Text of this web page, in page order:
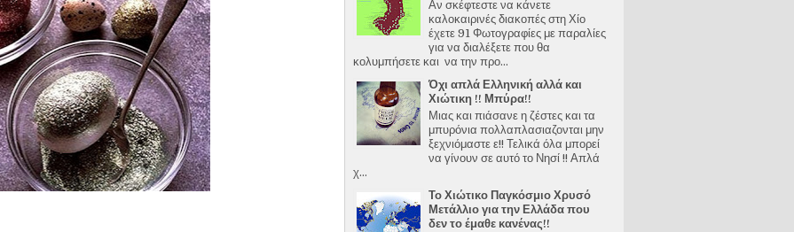
Αν σκέφτεστε να κάνετε
καλοκαιρινές διακοπές στη Χίο
έχετε 91 Φωτογραφίες με παραλίες
για να διαλέξετε που θα
κολυμπήσετε και να την προ...
Όχι απλά Ελληνική αλλά και
Χιώτικη !! Μπύρα!!
Μιας και πιάσανε η ζέστες και τα
μπυρόνια πολλαπλασιαζονται μην
ξεχνιόμαστε ε!! Τελικά όλα μπορεί
να γίνουν σε αυτό το Νησί !! Απλά
χ...
Το Χιώτικο Παγκόσμιο Χρυσό
Μετάλλιο για την Ελλάδα που
δεν το έμαθε κανένας!!